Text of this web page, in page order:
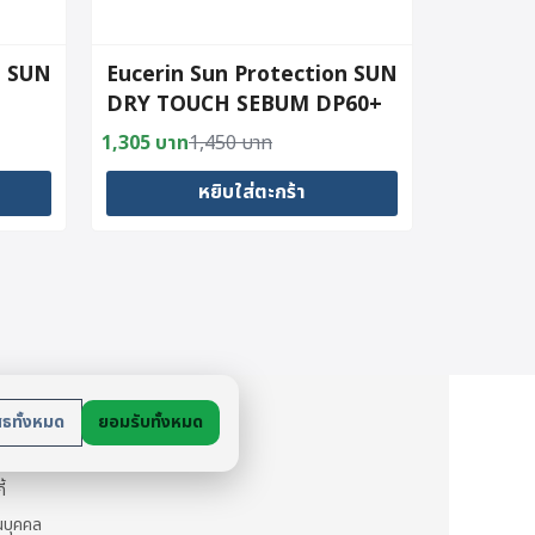
Eucerin Sun Protection SUN
DRY TOUCH SEBUM DP60+
50 ML
(สูตรที่มีขายเฉพาะในโรงพยาบาล
และคลินิก)
1,450บาท
Original
price
was:
1,305 บาท
Current
price
is:
หยิบใส่ตะกร้า
ทั้งหมด ยอมรับทั้งหมด
ตัว
คคล